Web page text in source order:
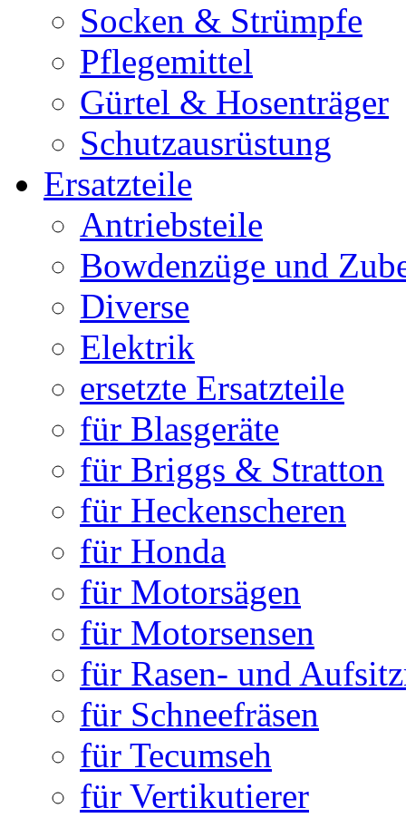
Socken & Strümpfe
Pflegemittel
Gürtel & Hosenträger
Schutzausrüstung
Ersatzteile
Antriebsteile
Bowdenzüge und
Diverse
Elektrik
ersetzte Ersatzteile
für Blasgeräte
für Briggs & Stratton
für Heckenscheren
für Honda
für Motorsägen
für Motorsensen
für Rasen- und
für Schneefräsen
für Tecumseh
für Vertikutierer